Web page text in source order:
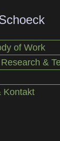
of Work
&
Kontakt